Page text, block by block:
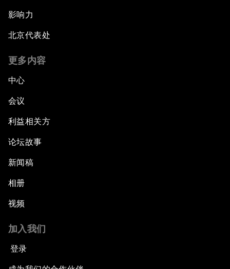
影响力
北京代表处
更多内容
中心
会议
利益相关方
论坛故事
新闻稿
相册
视频
加入我们
登录